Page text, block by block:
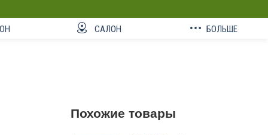
САЛОН БОЛЬШЕ
Похожие товары